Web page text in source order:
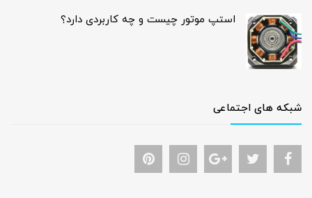
استپ موتور چیست و چه کاربردی دارد؟
شبکه های اجتماعی